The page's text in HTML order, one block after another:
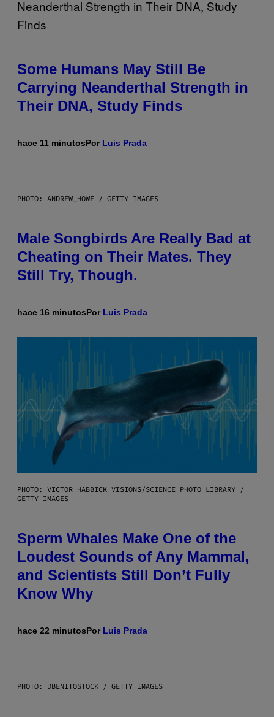
Some Humans May Still Be
Carrying Neanderthal Strength in
Their DNA, Study Finds
hace 11 minutosPor Luis Prada
PHOTO: ANDREW_HOWE / GETTY IMAGES
Male Songbirds Are Really Bad at
Cheating on Their Mates. They
Still Try, Though.
hace 16 minutosPor Luis Prada
PHOTO: VICTOR HABBICK VISIONS/SCIENCE PHOTO LIBRARY /
GETTY IMAGES
Sperm Whales Make One of the
Loudest Sounds of Any Mammal,
and Scientists Still Don’t Fully
Know Why
hace 22 minutosPor Luis Prada
PHOTO: DBENITOSTOCK / GETTY IMAGES